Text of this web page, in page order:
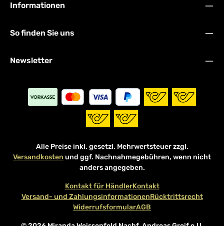
Informationen
So finden Sie uns
Newsletter
Alle Preise inkl. gesetzl. Mehrwertsteuer zzgl.
Versandkosten und ggf. Nachnahmegebühren, wenn nicht
anders angegeben.
Kontakt für HändlerKontakt
Versand- und ZahlungsinformationenRücktrittsrecht
WiderrufsformularAGB